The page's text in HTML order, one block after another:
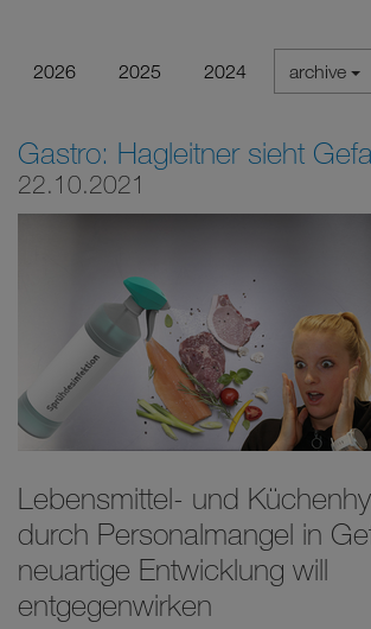
2026 2025 2024 archive
Gastro: Hagleitner sieht
22.10.2021
Lebensmittel- und
durch Personalmangel in
neuartige Entwicklung will
entgegenwirken